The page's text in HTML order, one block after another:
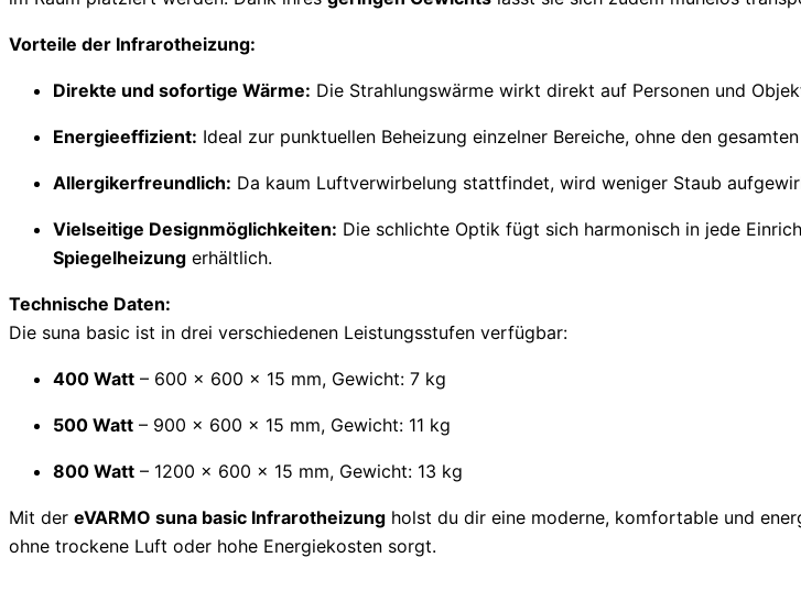
Vorteile der Infrarotheizung:
Direkte und sofortige Wärme: Die Strahlungswärme wirkt direkt auf Personen und
Energieeffizient: Ideal zur punktuellen Beheizung einzelner Bereiche, ohne den
Allergikerfreundlich: Da kaum Luftverwirbelung stattfindet, wird weniger Staub
Vielseitige Designmöglichkeiten: Die schlichte Optik fügt sich harmonisch in jede
Spiegelheizung erhältlich.
Technische Daten:
Die suna basic ist in drei verschiedenen Leistungsstufen verfügbar:
400 Watt – 600 × 600 × 15 mm, Gewicht: 7 kg
500 Watt – 900 × 600 × 15 mm, Gewicht: 11 kg
800 Watt – 1200 × 600 × 15 mm, Gewicht: 13 kg
Mit der eVARMO suna basic Infrarotheizung holst du dir eine moderne, komfortable und
ohne trockene Luft oder hohe Energiekosten sorgt.